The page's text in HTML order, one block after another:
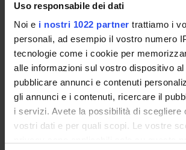
Uso responsabile dei dati
Noi e i nostri 1022 partner trattiamo i
personali, ad esempio il vostro numero
tecnologie come i cookie per
alle informazioni sul vostro dispositivo al
pubblicare annunci e contenuti
gli annunci e i contenuti, ricercare il
i servizi. Avete la possibilità di scegliere
vostri dati e per quali scopi. Le vostre
Artificial intelligence
AREE DI RICERCA
GRUPPI DI RICERCA